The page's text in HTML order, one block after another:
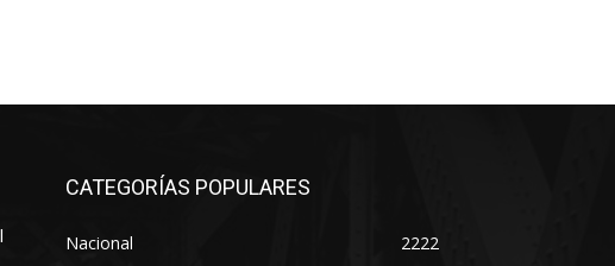
CATEGORÍAS POPULARES
Nacional
2222